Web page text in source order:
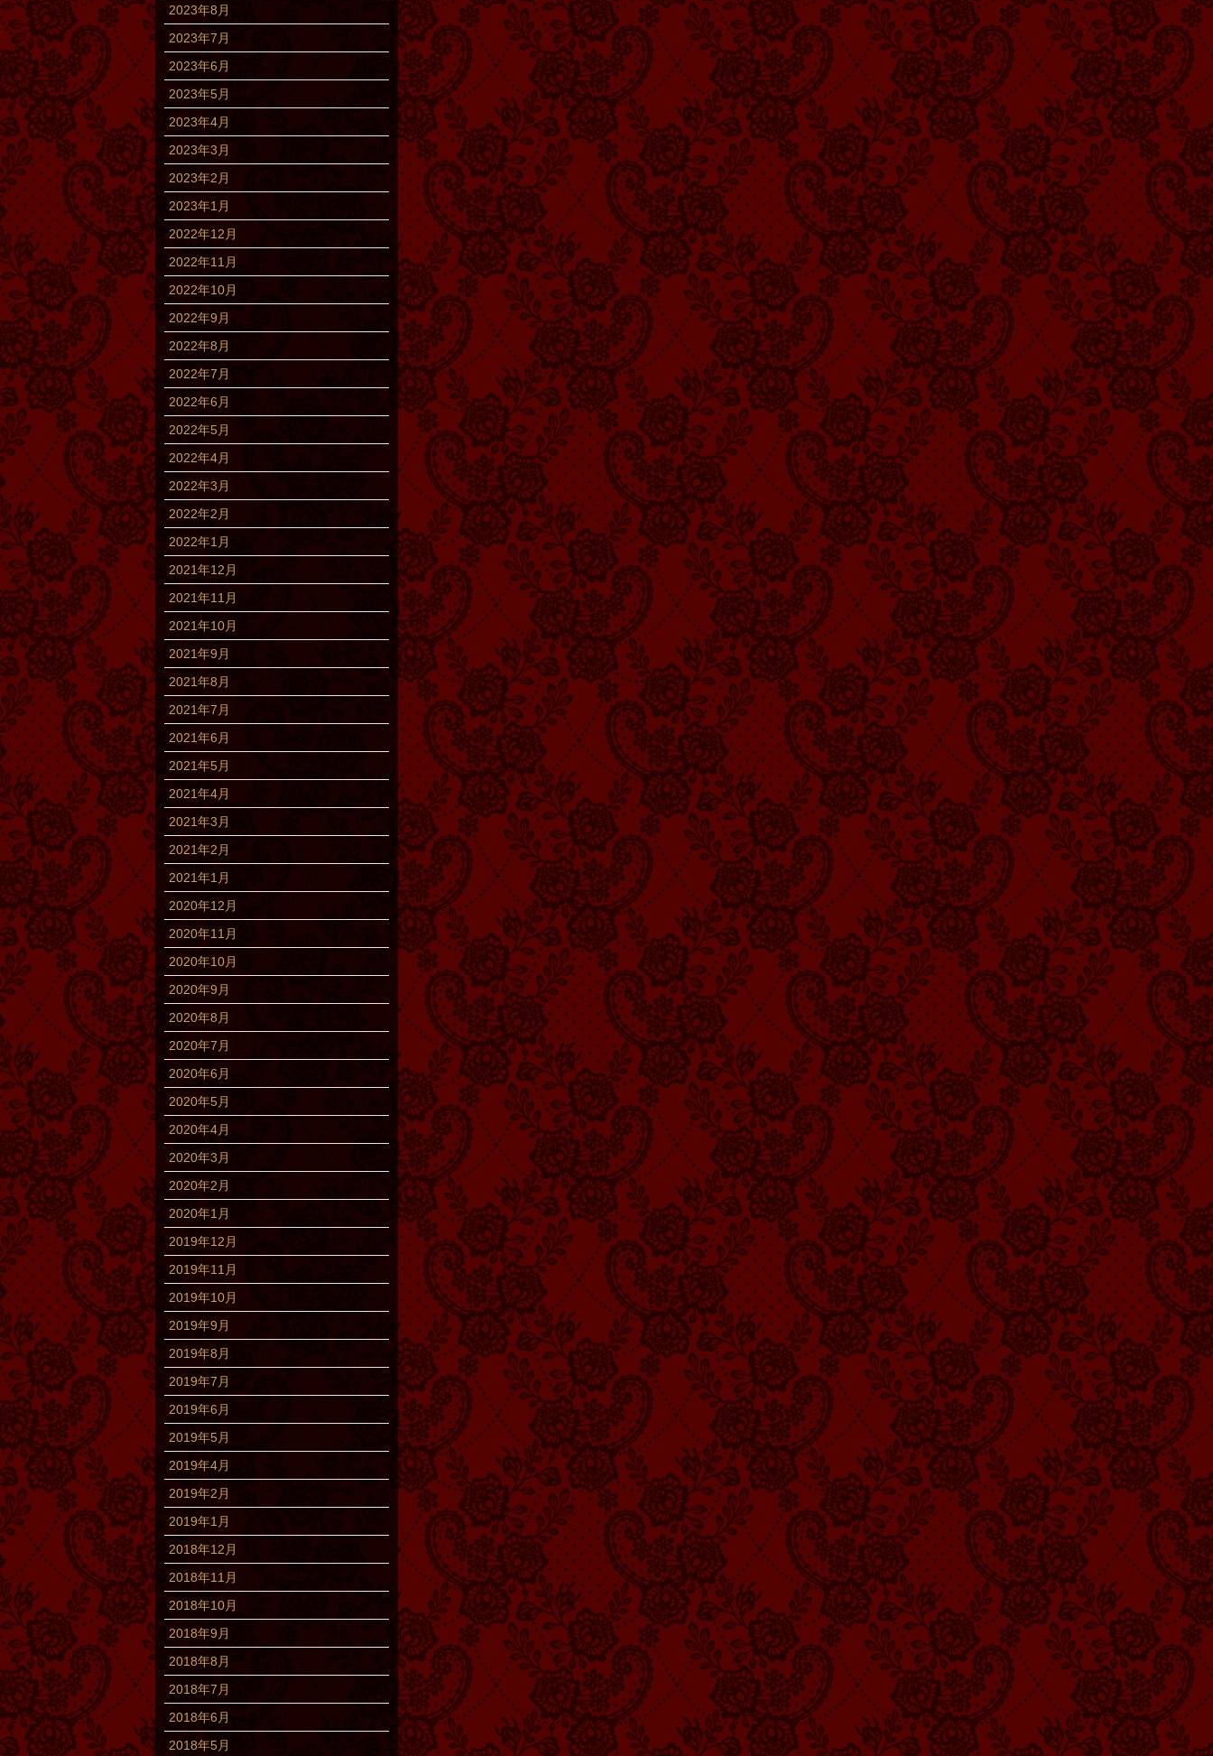
2023年8月
2023年7月
2023年6月
2023年5月
2023年4月
2023年3月
2023年2月
2023年1月
2022年12月
2022年11月
2022年10月
2022年9月
2022年8月
2022年7月
2022年6月
2022年5月
2022年4月
2022年3月
2022年2月
2022年1月
2021年12月
2021年11月
2021年10月
2021年9月
2021年8月
2021年7月
2021年6月
2021年5月
2021年4月
2021年3月
2021年2月
2021年1月
2020年12月
2020年11月
2020年10月
2020年9月
2020年8月
2020年7月
2020年6月
2020年5月
2020年4月
2020年3月
2020年2月
2020年1月
2019年12月
2019年11月
2019年10月
2019年9月
2019年8月
2019年7月
2019年6月
2019年5月
2019年4月
2019年2月
2019年1月
2018年12月
2018年11月
2018年10月
2018年9月
2018年8月
2018年7月
2018年6月
2018年5月